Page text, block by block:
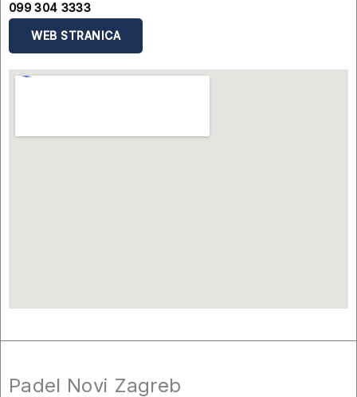
099 304 3333
WEB STRANICA
Padel Novi Zagreb